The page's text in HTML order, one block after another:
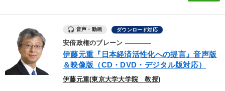
音声・動画 ダウンロード対応
安倍政権のブレーン ――――
伊藤元重『日本経済活性化への提言』音声版
＆映像版（CD・DVD・デジタル版対応）
伊藤元重(東京大学大学院 教授)